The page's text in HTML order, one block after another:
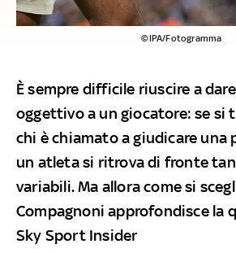
©IPA/Fotogramma
È sempre difficile riuscire a
oggettivo a un giocatore: se si
chi è chiamato a giudicare una
un atleta si ritrova di fronte
variabili. Ma allora come si
Compagnoni approfondisce la
Sky Sport Insider